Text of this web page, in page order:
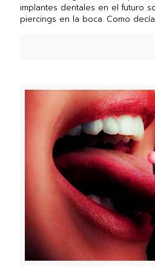
implantes dentales en el futuro
piercings en la boca. Como